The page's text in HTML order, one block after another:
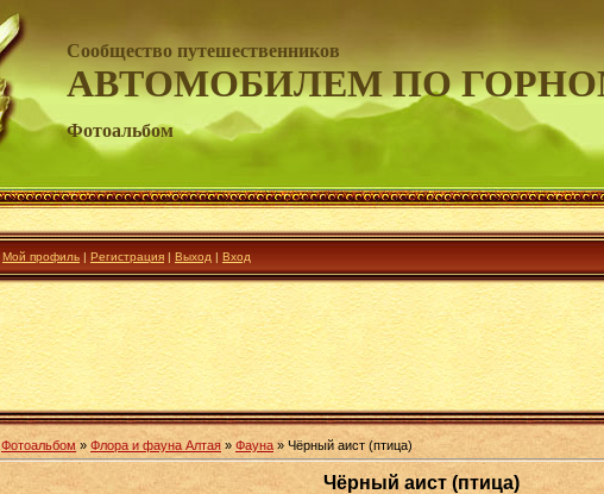
Сообщество путешественников
АВТОМОБИЛЕМ ПО
Фотоальбом
Мой профиль | Регистрация | Выход | Вход
Фотоальбом» Флора и фауна Алтая » Фауна » Чёрный аист (птица)
Чёрный аист (птица)